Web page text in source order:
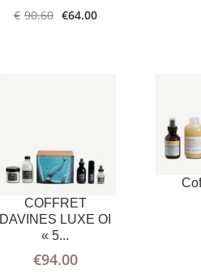
€ 90.60 €64.00
COFFRET
DAVINES LUXE OI
« 5...
€94.00
LIRE LA
SUITE
PLUS
D'INFOS